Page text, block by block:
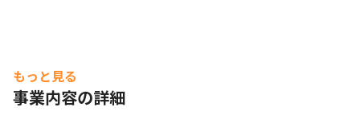
もっと見る
事業内容の詳細